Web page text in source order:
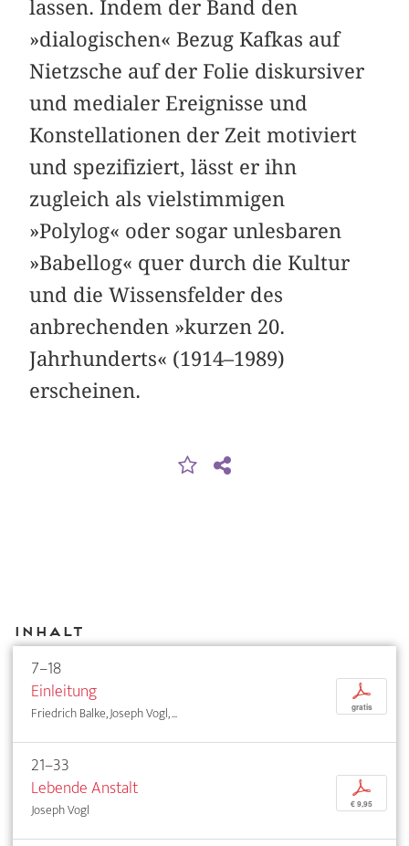
lassen. Indem der Band den
»dialogischen« Bezug Kafkas auf
Nietzsche auf der Folie diskursiver
und medialer Ereignisse und
Konstellationen der Zeit motiviert
und spezifiziert, lässt er ihn
zugleich als vielstimmigen
»Polylog« oder sogar unlesbaren
»Babellog« quer durch die Kultur
und die Wissensfelder des
anbrechenden »kurzen 20.
Jahrhunderts« (1914–1989)
erscheinen.
Inhalt
7–18
Einleitung
Friedrich Balke, Joseph Vogl, ...
p
gratis
21–33
Lebende Anstalt
Joseph Vogl
p
€ 9,95